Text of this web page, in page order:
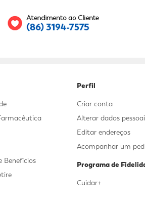
Benefícios
Perfil
Criar conta
Alterar dados
Editar endereços
Acompanhar um
Programa de
Cuidar+